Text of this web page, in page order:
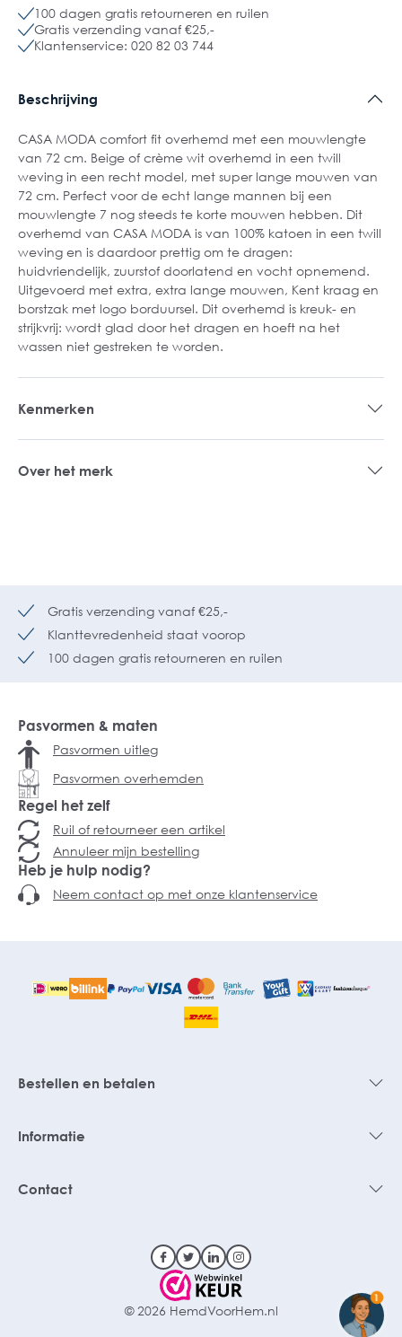
100 dagen gratis retourneren en ruilen
Gratis verzending vanaf €25,-
Klantenservice: 020 82 03 744
Beschrijving
CASA MODA comfort fit overhemd met een mouwlengte
van 72 cm. Beige of crème wit overhemd in een twill
weving in een recht model, met super lange mouwen van
72 cm. Perfect voor de echt lange mannen bij een
mouwlengte 7 nog steeds te korte mouwen hebben. Dit
overhemd van CASA MODA is van 100% katoen in een twill
weving en is daardoor prettig om te dragen:
huidvriendelijk, zuurstof doorlatend en vocht opnemend.
Uitgevoerd met extra, extra lange mouwen, Kent kraag en
borstzak met logo borduursel. Dit overhemd is kreuk- en
strijkvrij: wordt glad door het dragen en hoeft na het
wassen niet gestreken te worden.
Kenmerken
Over het merk
Gratis verzending vanaf €25,-
Klanttevredenheid staat voorop
100 dagen gratis retourneren en ruilen
Pasvormen & maten
Pasvormen uitleg
Pasvormen overhemden
Regel het zelf
Ruil of retourneer een artikel
Annuleer mijn bestelling
Heb je hulp nodig?
Neem contact op met onze klantenservice
Bestellen en betalen
Informatie
Contact
© 2026 HemdVoorHem.nl
1